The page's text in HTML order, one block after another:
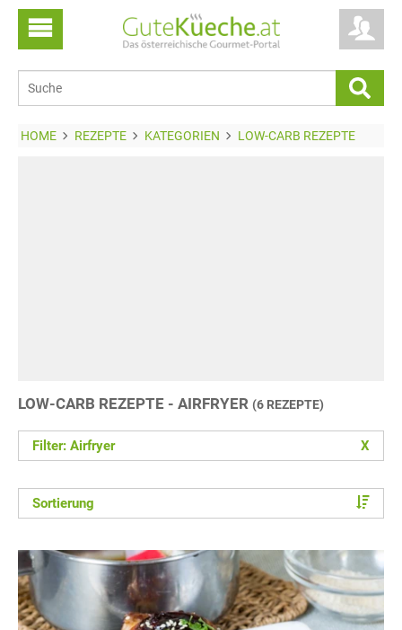
HOME REZEPTE KATEGORIEN LOW-CARB REZEPTE
LOW-CARB REZEPTE - AIRFRYER (6 REZEPTE)
Filter: Airfryer X
Sortierung